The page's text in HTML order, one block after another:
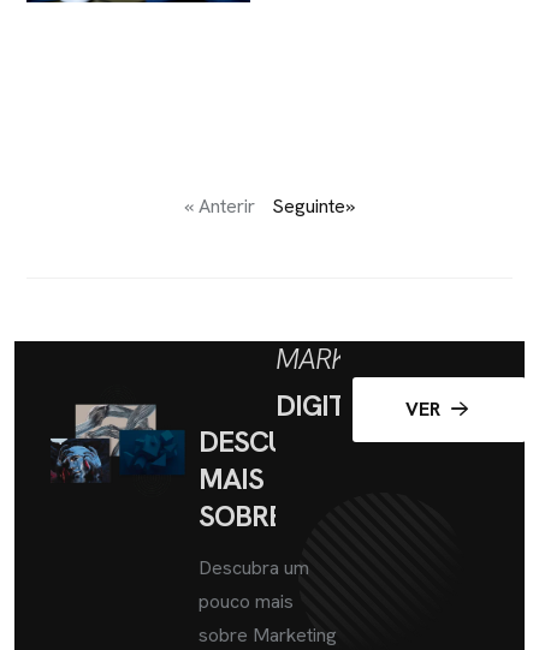
« Anterir Seguinte»
DESCUBRA
MAIS
SOBRE
MARKETING
DIGITAL
Descubra um
pouco mais
sobre Marketing
VER